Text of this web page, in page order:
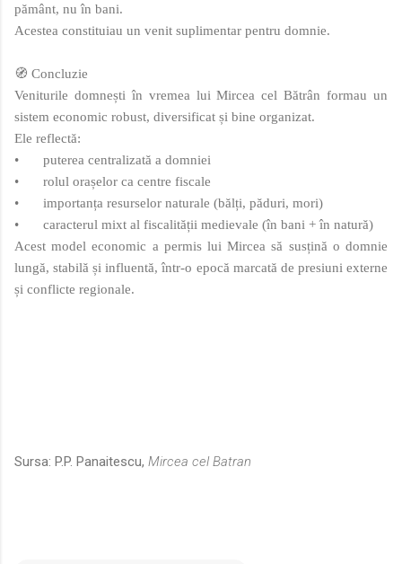
pământ, nu în bani.
Acestea constituiau un venit suplimentar pentru domnie.
🧭 Concluzie
Veniturile domnești în vremea lui Mircea cel Bătrân formau un
sistem economic robust, diversificat și bine organizat.
Ele reflectă:
•
puterea centralizată a domniei
•
rolul orașelor ca centre fiscale
•
importanța resurselor naturale (bălți, păduri, mori)
•
caracterul mixt al fiscalității medievale (în bani + în natură)
Acest model economic a permis lui Mircea să susțină o domnie
lungă, stabilă și influentă, într-o epocă marcată de presiuni externe
și conflicte regionale.
Sursa: P.P. Panaitescu, Mircea cel Batran